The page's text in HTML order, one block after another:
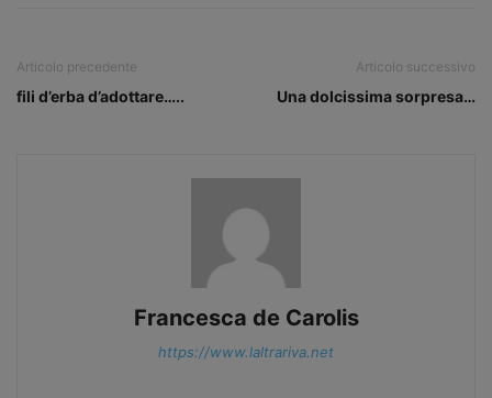
Articolo precedente
fili d’erba d’adottare…..
Articolo successivo
Una dolcissima sorpresa…
Francesca de Carolis
https://www.laltrariva.net